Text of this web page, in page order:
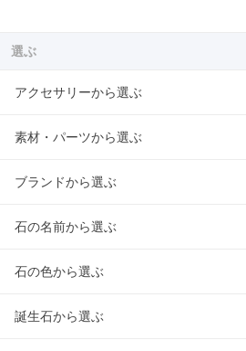
選ぶ
アクセサリーから選ぶ
素材・パーツから選ぶ
ブランドから選ぶ
石の名前から選ぶ
石の色から選ぶ
誕生石から選ぶ